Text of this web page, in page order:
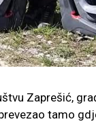
Zaprešić,
tamo